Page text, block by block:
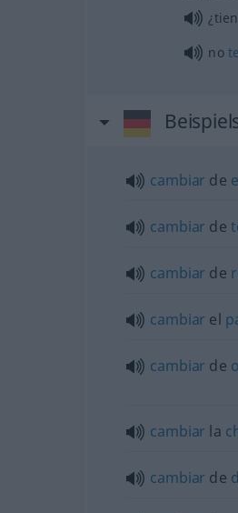
no
cambiar de
cambiar de
cambiar de
cambiar el
cambiar de
cambiar la
cambiar de